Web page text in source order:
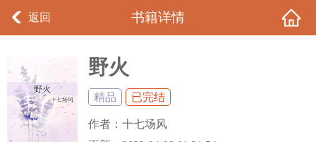
返回 书籍详情
野火
精品 已完结
作者： 十七场风